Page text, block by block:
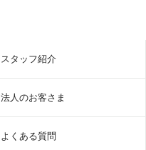
スタッフ紹介
法人のお客さま
よくある質問